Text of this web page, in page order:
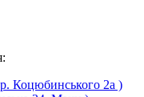
Коцюбинського 2а )